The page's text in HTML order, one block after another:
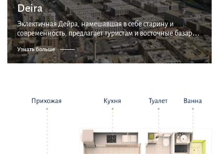
Deira
Эклектичная Дейра, намешавшая в себе старину и
современность, предлагает туристам и восточные базары,
и старинную лодочную пристань, и удивительные
сияющие небоскребы, с которых начинаются деловые
ква...
Узнать больше